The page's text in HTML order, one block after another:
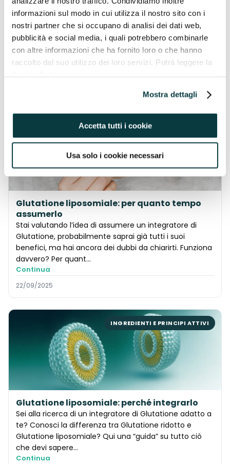
informazioni sul modo in cui utilizza il nostro sito con i
nostri partner che si occupano di analisi dei dati web,
pubblicità e social media, i quali potrebbero combinarle
con altre informazioni che ha fornito loro o che hanno
raccolto dal suo utilizzo dei loro servizi. Potrà leggere la
Mostra dettagli
Accetta tutti i cookie
Usa solo i cookie necessari
Magnesio: a cosa serve e quando assumerlo
Sapevi che il Magnesio svolge un ruolo fondamentale
in oltre 300 reazioni biochimiche nel tuo corpo?
Eppure, in molti non sanno a cosa serve il Magnesio,
quali sono i suoi benef…
STANCHEZZA FISICA
Glutatione liposomiale: per quanto tempo
assumerlo
Stai valutando l’idea di assumere un integratore di
Glutatione, probabilmente saprai già tutti i suoi
benefici, ma hai ancora dei dubbi da chiarirti. Funziona
davvero? Per quant…
Continua
22/09/2025
INGREDIENTI E PRINCIPI ATTIVI
Glutatione liposomiale: perché integrarlo
Sei alla ricerca di un integratore di Glutatione adatto a
te? Conosci la differenza tra Glutatione ridotto e
Glutatione liposomiale? Qui una “guida” su tutto ciò
che devi sapere…
Continua